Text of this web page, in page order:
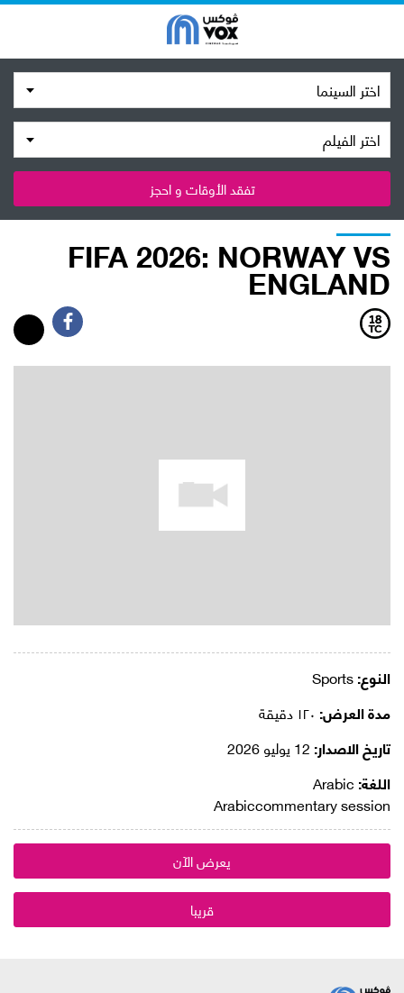
اختر السينما
اختر الفيلم
تفقد الأوقات و احجز
FIFA 2026: NORWAY VS
ENGLAND
النوع:
مدة العرض:
تاريخ الاصدار:
اللغة:
Arabiccommentary session
يعرض الآن
قريبا